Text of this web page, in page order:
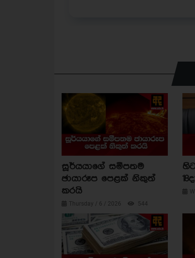
සූර්යයාගේ සමීපතම
ඡායාරූප පෙළක් නිකුත්
කරයි
Thursday / 6 / 2026 544